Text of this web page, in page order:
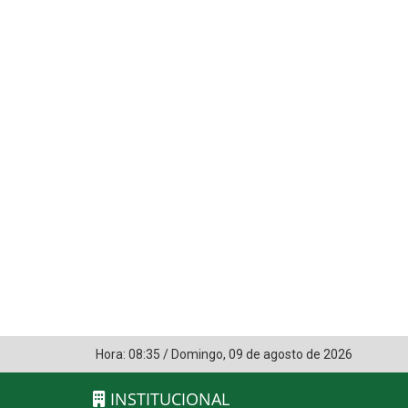
Hora: 08:35 / Domingo, 09 de agosto de 2026
INSTITUCIONAL